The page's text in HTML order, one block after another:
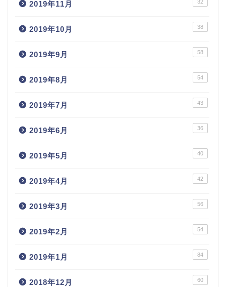
2019年11月 32
2019年10月 38
2019年9月 58
2019年8月 54
2019年7月 43
2019年6月 36
2019年5月 40
2019年4月 42
2019年3月 56
2019年2月 54
2019年1月 84
2018年12月 60